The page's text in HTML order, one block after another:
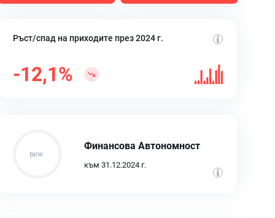
Ръст/спад на приходите през 2024 г.
-12,1%
Финансова Автономност
към 31.12.2024 г.